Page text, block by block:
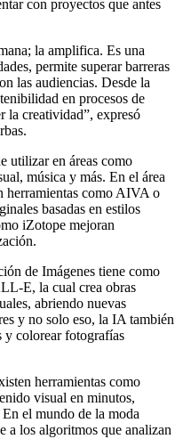
con proyectos que antes
la amplifica. Es una
permite superar barreras
las audiencias. Desde la
en procesos de
la creatividad”, expresó
utilizar en áreas como
música y más. En el área
herramientas como AIVA o
basadas en estilos
iZotope mejoran
de Imágenes tiene como
E, la cual crea obras
abriendo nuevas
y no solo eso, la IA también
y colorear fotografías
herramientas como
visual en minutos,
En el mundo de la moda
a los algoritmos que analizan